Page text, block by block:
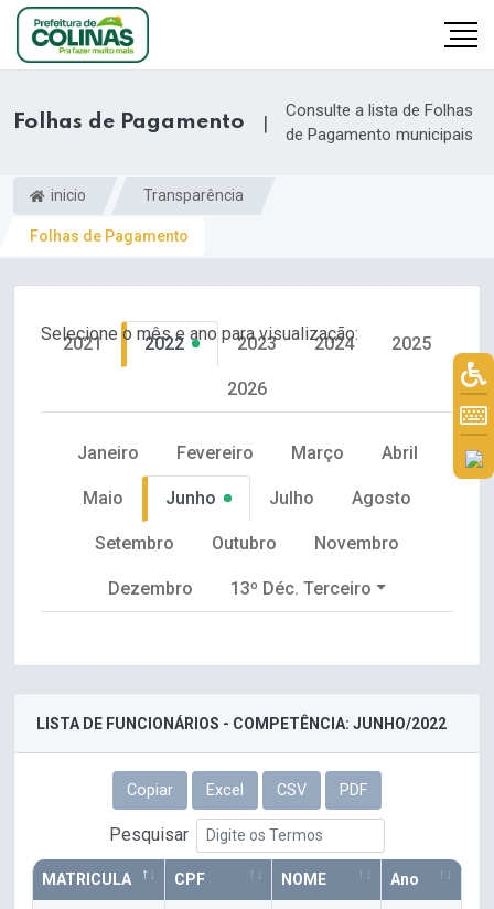
Folhas de Pagamento |
Consulte a lista de Folhas
de Pagamento municipais
inicio Transparência
Folhas de Pagamento
Selecione o mês e ano para visualização:
2021 2022 2023 2024 2025
2026
Janeiro Fevereiro Março Abril
Maio Junho Julho Agosto
Setembro Outubro Novembro
Dezembro 13º Déc. Terceiro
LISTA DE FUNCIONÁRIOS - COMPETÊNCIA: JUNHO/2022
Copiar Excel CSV PDF
Pesquisar
MATRICULA CPF NOME Ano